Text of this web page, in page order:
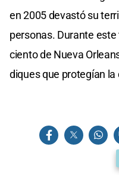
en 2005 devastó su
personas. Durante
ciento de Nueva
diques que protegían la